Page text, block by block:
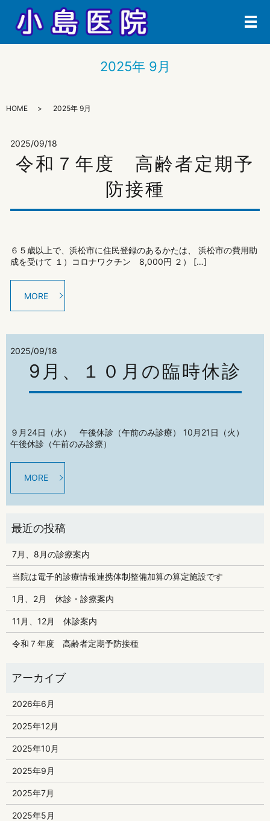
メ
2025年 9月
HOME 2025年 9月
2025/09/18
令和７年度 高齢者定期予
防接種
６５歳以上で、浜松市に住民登録のあるかたは、 浜松市の費用助
成を受けて １）コロナワクチン 8,000円 ２） […]
MORE
2025/09/18
9月、１０月の臨時休診
９月24日（水） 午後休診（午前のみ診療） 10月21日（火）
午後休診（午前のみ診療）
MORE
7月、8月の診療案内
当院は電子的診療情報連携体制整備加算の算定施設です
1月、2月 休診・診療案内
11月、12月 休診案内
令和７年度 高齢者定期予防接種
2026年6月
2025年12月
2025年10月
2025年9月
2025年7月
2025年5月